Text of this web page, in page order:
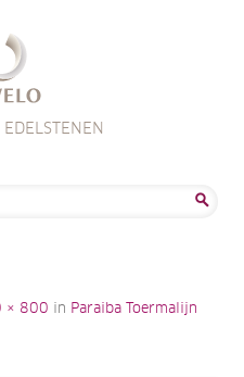
× 800 in Paraiba Toermalijn